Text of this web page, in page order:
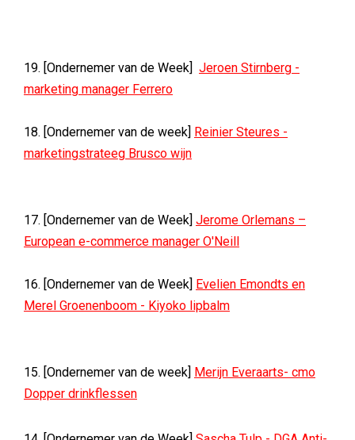
19. [Ondernemer van de Week] Jeroen Stirnberg -
marketing manager Ferrero
18. [Ondernemer van de week] Reinier Steures -
marketingstrateeg Brusco wijn
17. [Ondernemer van de Week] Jerome Orlemans –
European e-commerce manager O'Neill
16. [Ondernemer van de Week] Evelien Emondts en
Merel Groenenboom - Kiyoko lipbalm
15. [Ondernemer van de week] Merijn Everaarts- cmo
Dopper drinkflessen